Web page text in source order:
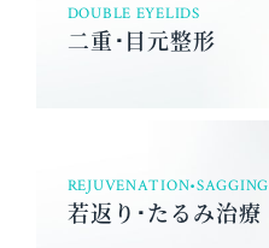
DOUBLE EYELIDS
二重･目元整形
REJUVENATION•SAGGING
若返り･たるみ治療